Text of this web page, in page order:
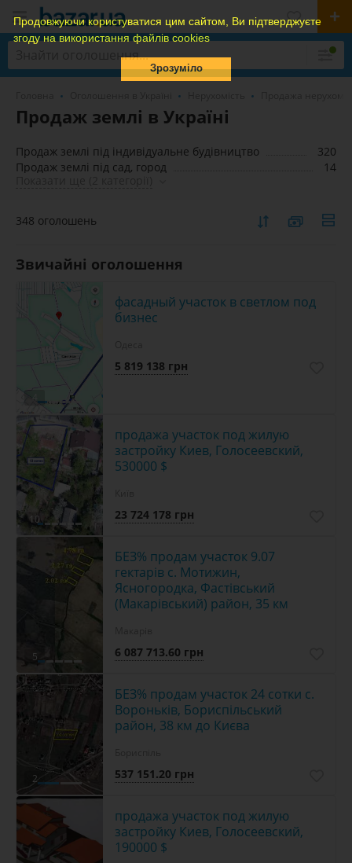
Продовжуючи користуватися цим сайтом, Ви підтверджуєте
згоду на використання файлів cookies
Зрозуміло
Продаж землі в Україні
Продаж землі під індивідуальне будівництво
320
Продаж землі під сад, город
14
348 оголошень
Звичайні оголошення
4
фасадный участок в светлом под
бизнес
5 819 138 грн
10
продажа участок под жилую
застройку Киев, Голосеевский,
530000 $
23 724 178 грн
5
БЕЗ% продам участок 9.07
гектарів с. Мотижин,
Ясногородка, Фастівський
(Макарівський) район, 35 км
6 087 713.60 грн
2
БЕЗ% продам участок 24 сотки с.
Вороньків, Бориспільський
район, 38 км до Києва
537 151.20 грн
продажа участок под жилую
застройку Киев, Голосеевский,
190000 $